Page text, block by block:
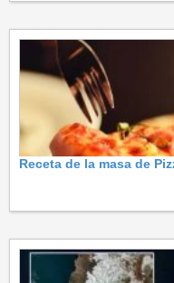
Receta de la masa de